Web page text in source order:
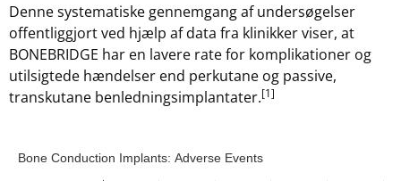
Denne systematiske gennemgang af undersøgelser
offentliggjort ved hjælp af data fra klinikker viser, at
BONEBRIDGE har en lavere rate for komplikationer og
utilsigtede hændelser end perkutane og passive,
transkutane benledningsimplantater.[1]
Bone Conduction Implants: Adverse Events
Bone Conduction Implants: Adverse Events